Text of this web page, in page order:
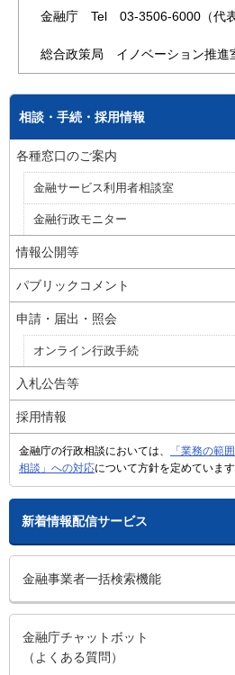
金融庁 Tel 03-3506-6000（代表
総合政策局 イノベーション推進
相談・手続・採用情報
各種窓口のご案内
金融サービス利用者相談室
金融行政モニター
情報公開等
パブリックコメント
申請・届出・照会
オンライン行政手続
入札公告等
採用情報
金融庁の行政相談においては、
「業務の範
相談」への対応について方針を定めています
新着情報配信サービス
金融事業者一括検索機能
金融庁チャットボット
（よくある質問）